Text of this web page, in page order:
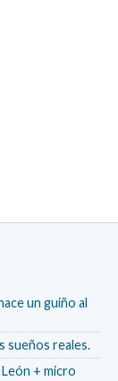
un guiño al
sueños reales.
+ micro